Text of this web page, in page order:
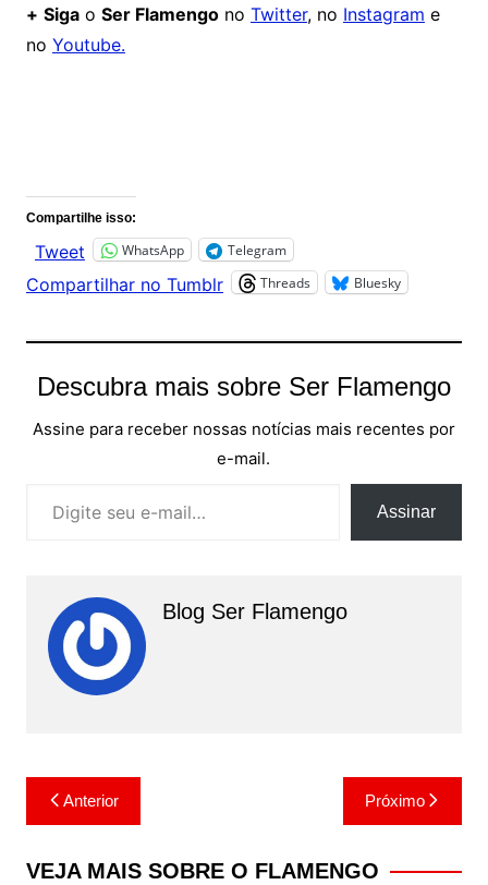
+ Sigao Ser Flamengono Twitter, no Instagram e
no Youtube.
Compartilhe isso:
Tweet WhatsApp Telegram
Compartilhar no Tumblr Threads Bluesky
Descubra mais sobre Ser Flamengo
Assine para receber nossas notícias mais recentes por
e-mail.
Assinar
Blog Ser Flamengo
Navegação
de
Post
Anterior Próximo
VEJA MAIS SOBRE O FLAMENGO